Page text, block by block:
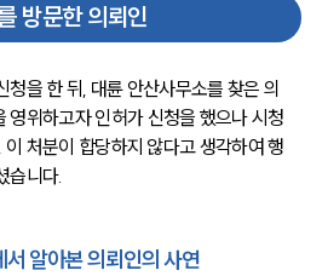
방문한 의뢰인
을 한 뒤, 대륜 안산사무소를 찾은 의
영위하고자 인허가 신청을 했으나 시청
처분이 합당하지 않다고 생각하여 행
습니다.
알아본 의뢰인의 사연